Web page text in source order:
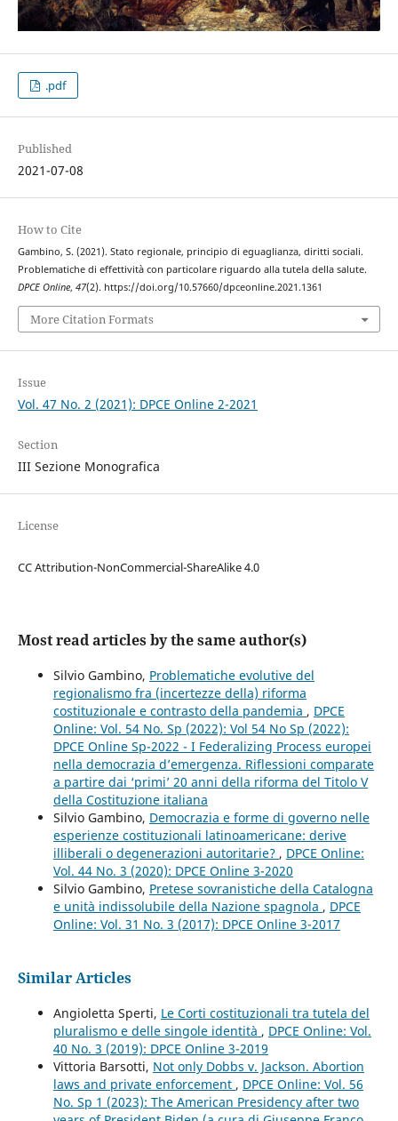
.pdf
Published
2021-07-08
How to Cite
Gambino, S. (2021). Stato regionale, principio di eguaglianza, diritti sociali.
Problematiche di effettività con particolare riguardo alla tutela della salute.
DPCE Online, 47(2). https://doi.org/10.57660/dpceonline.2021.1361
More Citation Formats
Issue
Vol. 47 No. 2 (2021): DPCE Online 2-2021
Section
III Sezione Monografica
License
CC Attribution-NonCommercial-ShareAlike 4.0
Most read articles by the same author(s)
Silvio Gambino, Problematiche evolutive del
regionalismo fra (incertezze della) riforma
costituzionale e contrasto della pandemia , DPCE
Online: Vol. 54 No. Sp (2022): Vol 54 No Sp (2022):
DPCE Online Sp-2022 - I Federalizing Process europei
nella democrazia d’emergenza. Riflessioni comparate
a partire dai ‘primi’ 20 anni della riforma del Titolo V
della Costituzione italiana
Silvio Gambino, Democrazia e forme di governo nelle
esperienze costituzionali latinoamericane: derive
illiberali o degenerazioni autoritarie? , DPCE Online:
Vol. 44 No. 3 (2020): DPCE Online 3-2020
Silvio Gambino, Pretese sovranistiche della Catalogna
e unità indissolubile della Nazione spagnola , DPCE
Online: Vol. 31 No. 3 (2017): DPCE Online 3-2017
Similar Articles
Angioletta Sperti, Le Corti costituzionali tra tutela del
pluralismo e delle singole identità , DPCE Online: Vol.
40 No. 3 (2019): DPCE Online 3-2019
Vittoria Barsotti, Not only Dobbs v. Jackson. Abortion
laws and private enforcement , DPCE Online: Vol. 56
No. Sp 1 (2023): The American Presidency after two